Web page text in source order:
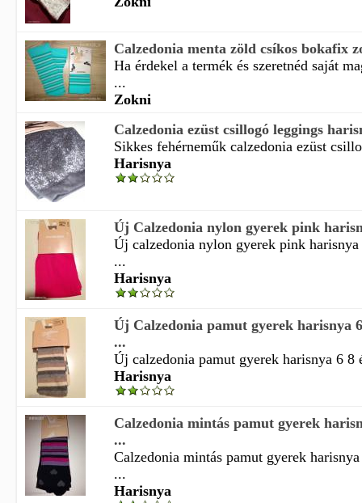
Calzedonia menta zöld csíkos bokafix
Ha érdekel a termék és szeretnéd saját
...
Zokni
Calzedonia ezüst csillogó leggings
Sikkes fehérneműk calzedonia ezüst
Harisnya
Új Calzedonia nylon gyerek pink
Új calzedonia nylon gyerek pink
...
Harisnya
Új Calzedonia pamut gyerek harisnya
...
Új calzedonia pamut gyerek harisnya 6 8
Harisnya
Calzedonia mintás pamut gyerek
...
Calzedonia mintás pamut gyerek
...
Harisnya